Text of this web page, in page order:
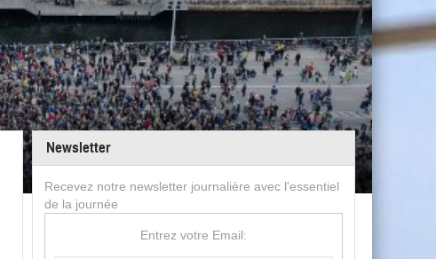
Newsletter
Recevez notre newsletter journalière avec l'essentiel
de la journée
Entrez votre Email: